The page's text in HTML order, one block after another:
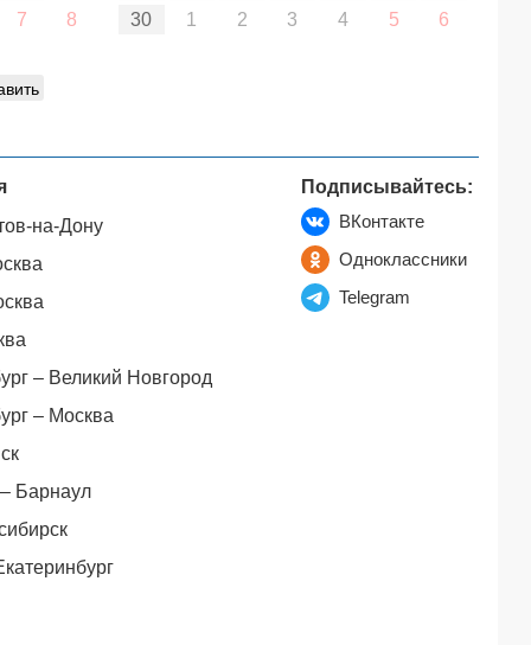
7
8
30
1 2 3 4 5 6
на-Дону
– Великий Новгород
– Москва
Барнаул
Подписывайтесь:
ВКонтакте
Одноклассники
Telegram